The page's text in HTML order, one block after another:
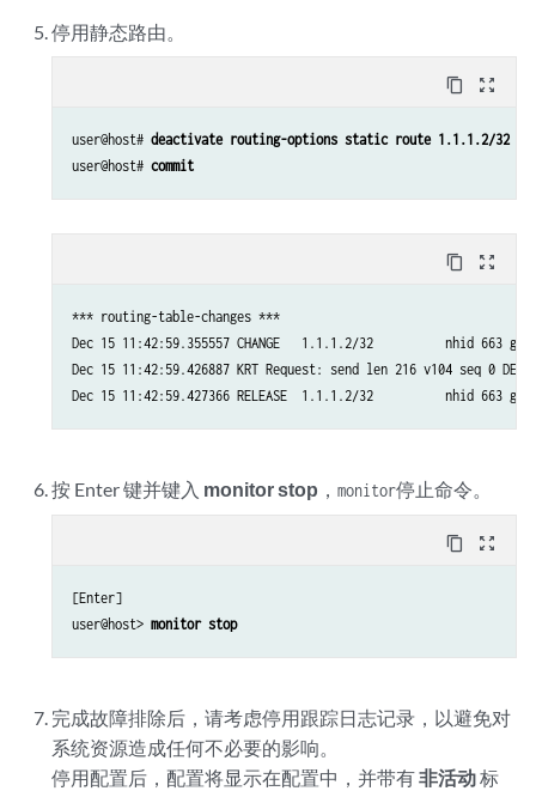
停用静态路由。
content_copy zoom_out_map
user@host# deactivate routing-options static route 1.1.1.2/32
user@host# commit
content_copy zoom_out_map
*** routing-table-changes ***
Dec 15 11:42:59.355557 CHANGE   1.1.1.2/32          nhid
Dec 15 11:42:59.426887 KRT Request: send len 216 v104 seq
Dec 15 11:42:59.427366 RELEASE  1.1.1.2/32          nhid
按 Enter 键并键入 monitor stop ，monitor停止命令。
content_copy zoom_out_map
[Enter]
user@host> monitor stop
完成故障排除后，请考虑停用跟踪日志记录，以避免对
系统资源造成任何不必要的影响。
停用配置后，配置将显示在配置中，并带有非活动标